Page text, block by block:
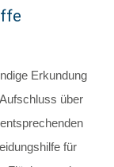
Erkundung
über
für